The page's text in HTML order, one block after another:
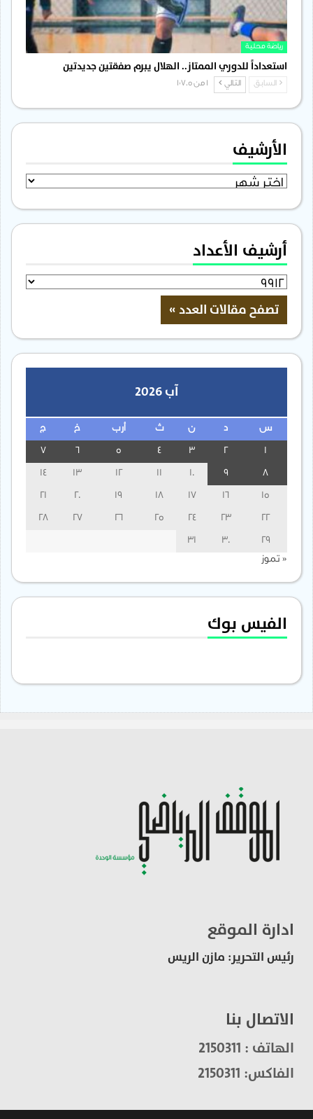
رياضة محلية
استعداداً للدوري الممتاز.. الهلال يبرم صفقتين جديدتين
السابق التالي
الأرشيف
الأرشيف
أرشيف الأعداد
آب 2026
س ن ث أرب خ ج
3
13
14
15
16
17
18
19
20
21
22
23
24
25
26
27
28
29
30
31
« تموز
الفيس بوك
ادارة الموقع
رئيس التحرير: مازن الريس
الاتصال بنا
الهاتف : 2150311
الفاكس: 2150311